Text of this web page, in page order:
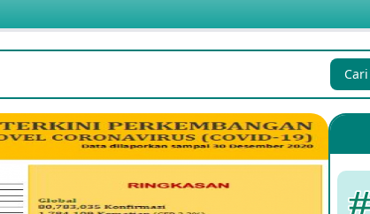
Cari